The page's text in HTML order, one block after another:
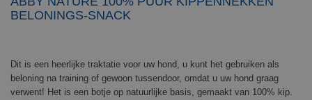
BELONINGS-SNACK
Dit is een heerlijke traktatie voor uw hond, u kunt het gebruiken als
beloning na training of gewoon tussendoor, omdat u uw hond graag
verwent! Het is een botje op natuurlijke basis, gemaakt van 100% kip.